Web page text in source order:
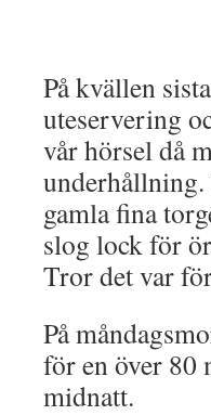
På kvällen
uteservering
vår hörsel då
underhållning.
gamla fina
slog lock för
Tror det var
På
för en över 80
midnatt.